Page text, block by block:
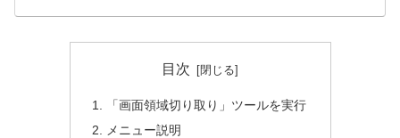
目次
「画面領域切り取り」ツールを実行
メニュー説明